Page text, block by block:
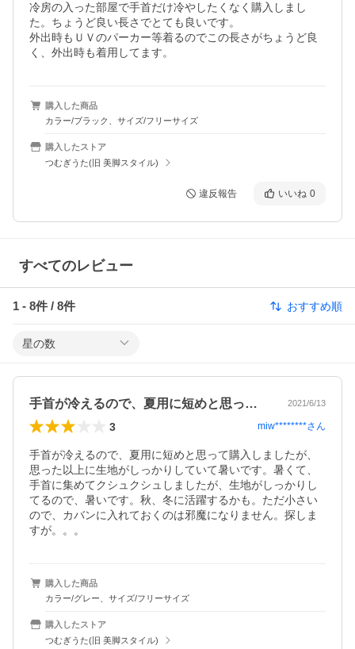
冷房の入った部屋で手首だけ冷やしたくなく購入しまし
た。ちょうど良い長さでとても良いです。
外出時もＵＶのパーカー等着るのでこの長さがちょうど良
く、外出時も着用してます。
購入した商品
カラー/ブラック、サイズ/フリーサイズ
購入したストア
つむぎうた(旧 美脚スタイル)
違反報告 いいね 0
すべてのレビュー
1 - 8件 / 8件 おすすめ順
星の数
手首が冷えるので、夏用に短めと思って購… 2021/6/13
3 miw********さん
手首が冷えるので、夏用に短めと思って購入しましたが、
思った以上に生地がしっかりしていて暑いです。暑くて、
手首に集めてクシュクシュしましたが、生地がしっかりし
てるので、暑いです。秋、冬に活躍するかも。ただ小さい
ので、カバンに入れておくのは邪魔になりません。探しま
すが。。。
購入した商品
カラー/グレー、サイズ/フリーサイズ
購入したストア
つむぎうた(旧 美脚スタイル)